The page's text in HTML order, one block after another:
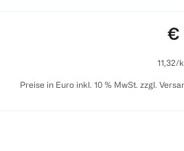
€
11,32/
Preise in Euro inkl. 10 % MwSt. zzgl.